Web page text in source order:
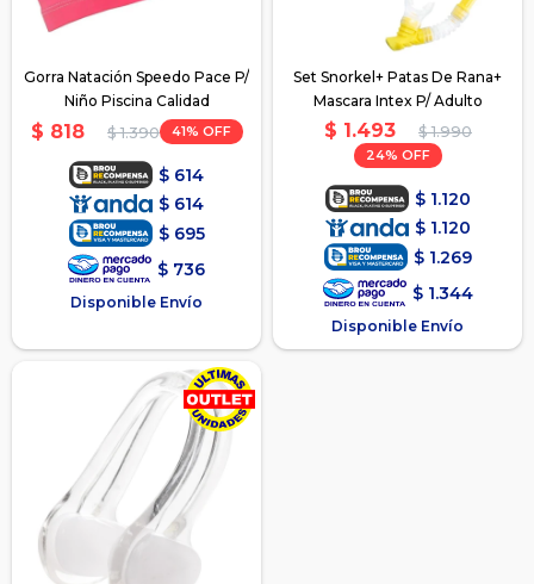
Gorra Natación Speedo Pace P/
Niño Piscina Calidad
$ 818 $ 1.390 41
$ 614
$ 614
$ 695
$ 736
Disponible Envío
Set Snorkel+ Patas De Rana+
Mascara Intex P/ Adulto
$ 1.493 $ 1.990
24
$ 1.120
$ 1.120
$ 1.269
$ 1.344
Disponible Envío